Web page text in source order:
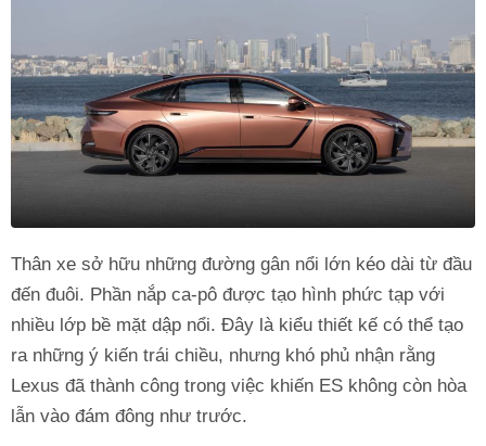
Thân xe sở hữu những đường gân nổi lớn kéo dài từ đầu
đến đuôi. Phần nắp ca-pô được tạo hình phức tạp với
nhiều lớp bề mặt dập nổi. Đây là kiểu thiết kế có thể tạo
ra những ý kiến trái chiều, nhưng khó phủ nhận rằng
Lexus đã thành công trong việc khiến ES không còn hòa
lẫn vào đám đông như trước.